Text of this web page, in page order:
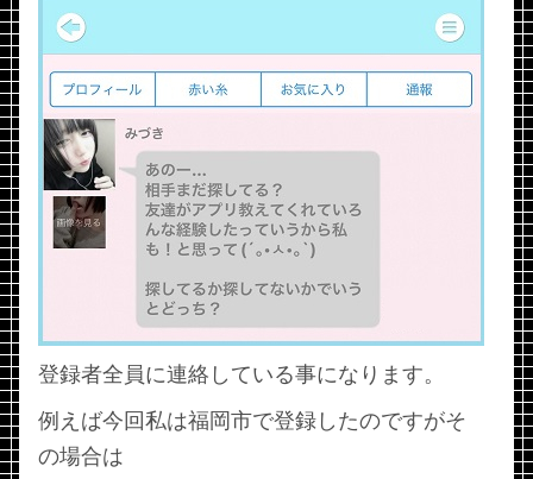
登録者全員に連絡している事になります。
例えば今回私は福岡市で登録したのですがそ
の場合は